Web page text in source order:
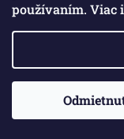
používaním. Viac
vhodné vrátiť z
dôvodov a
predaj
pôvodného
predaj
zmluvy o